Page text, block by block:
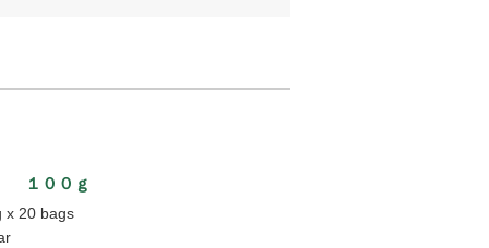
１００ｇ
x 20 bags